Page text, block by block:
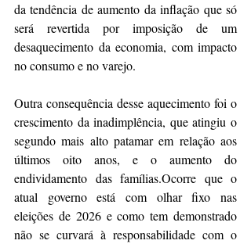
da tendência de aumento da inflação que só
será revertida por imposição de um
desaquecimento da economia, com impacto
no consumo e no varejo.
Outra consequência desse aquecimento foi o
crescimento da inadimplência, que atingiu o
segundo mais alto patamar em relação aos
últimos oito anos, e o aumento do
endividamento das famílias.Ocorre que o
atual governo está com olhar fixo nas
eleições de 2026 e como tem demonstrado
não se curvará à responsabilidade com o